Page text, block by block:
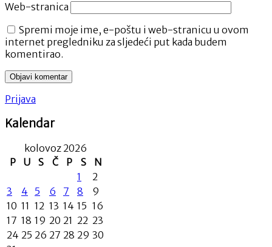
Web-stranica
Spremi moje ime, e-poštu i web-stranicu u ovom
internet pregledniku za sljedeći put kada budem
komentirao.
Prijava
Kalendar
kolovoz 2026
P
U S Č P S
N
1
2
3
4 5 6 7 8
9
10 11 12 13 14 15 16
17 18 19 20 21 22 23
24 25 26 27 28 29 30